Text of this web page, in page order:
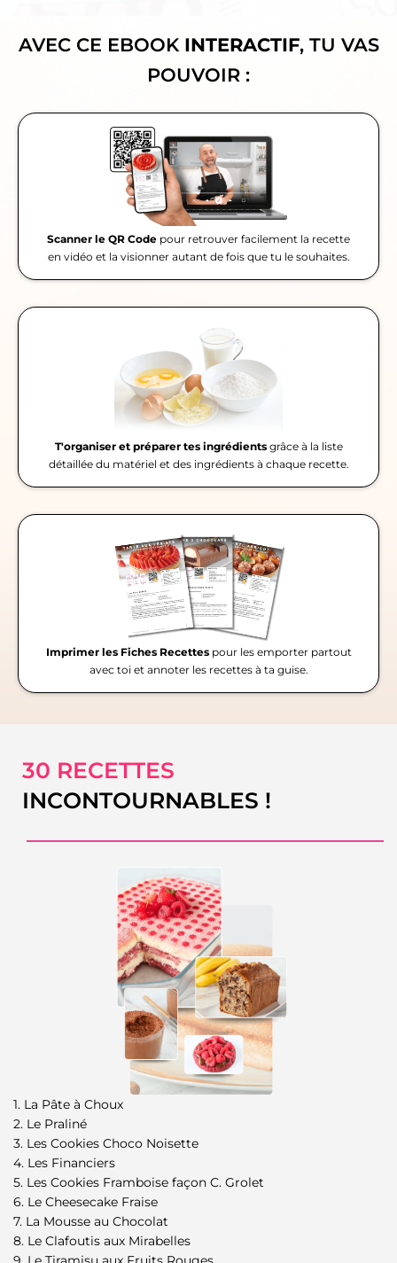
AVEC CE EBOOK INTERACTIF, TU VAS
POUVOIR :
Scanner le QR Code pour retrouver facilement la recette
en vidéo et la visionner autant de fois que tu le souhaites.
T'organiser et préparer tes ingrédientsgrâce à la liste
détaillée du matériel et des ingrédients à chaque recette.
Imprimer les Fiches Recettespour les emporter partout
avec toi et annoter les recettes à ta guise.
30 RECETTES
INCONTOURNABLES !
1. La Pâte à Choux
2. Le Praliné
3. Les Cookies Choco Noisette
4. Les Financiers
5. Les Cookies Framboise façon C. Grolet
6. Le Cheesecake Fraise
7. La Mousse au Chocolat
8. Le Clafoutis aux Mirabelles